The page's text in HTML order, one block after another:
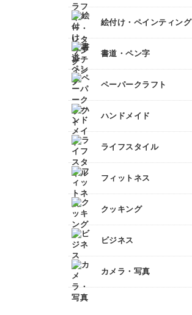
レジンアクセサリー
ワイヤーアクセサリー
ビーズアクセサリー
キャンドルホルダー
マーブルキャンドル
スイーツキャンドル
ソイキャンドル
ジェルキャンドル
ボタニカルキャンドル
韓国キャンドル
アロマキャンドル
サシェ
すべて
カリグラフィー
レタリング
絵付け・ペインティング
すべて
ポーセラーツ
トールペイント
上絵付け
書道・ペン字
すべて
ペン字
筆文字
ペーパークラフト
すべて
ペーパーアート
切り絵
ラッピング
折り紙
カルトナージュ
ハンドメイド
すべて
石鹸作り
羊毛フェルト
カービング
つまみ細工
水引
レザークラフト
消しゴムはんこ
クラフト
ライフスタイル
すべて
整理収納・片付け
多肉植物
占い
金継ぎ
フラワーアレンジメント
手帳・ノート
アロマ・ハーブ
フィットネス
すべて
フィットネス
ダンス
ピラティス
ヨガ
クッキング
すべて
アイシングクッキー
パン
洋菓子
ビジネス
すべて
マネー
ブランディング
カメラ・写真
すべて